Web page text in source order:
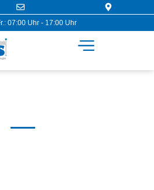
07:00 Uhr - 17:00 Uhr